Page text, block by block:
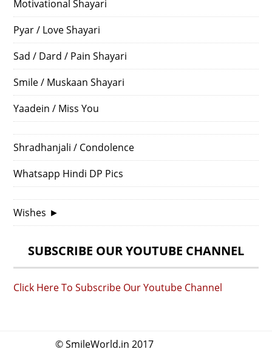
Motivational Shayari
Pyar / Love Shayari
Sad / Dard / Pain Shayari
Smile / Muskaan Shayari
Yaadein / Miss You
Shradhanjali / Condolence
Whatsapp Hindi DP Pics
Wishes ►
SUBSCRIBE OUR YOUTUBE CHANNEL
Click Here To Subscribe Our Youtube Channel
© SmileWorld.in 2017